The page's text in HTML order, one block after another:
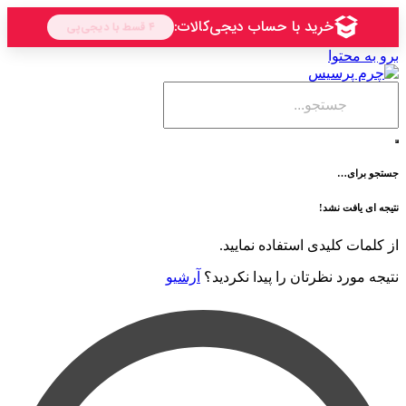
نشد!
کلیدی استفاده نمایید.
نظرتان را پیدا نکردید؟ آرشیو